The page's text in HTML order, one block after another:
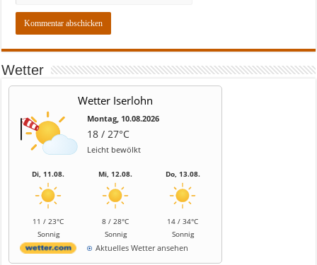
Wetter
Wetter Iserlohn
Montag, 10.08.2026
18 / 27°C
Leicht bewölkt
Di, 11.08.
11 / 23°C
Sonnig
Mi, 12.08.
8 / 28°C
Sonnig
Do, 13.08.
14 / 34°C
Sonnig
Aktuelles Wetter ansehen